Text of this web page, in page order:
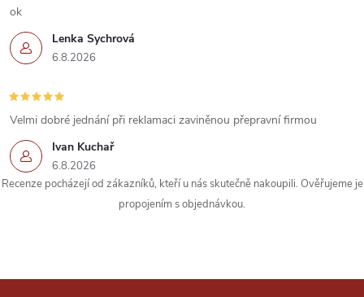
Lenka Sychrová
6.8.2026
ok
Ivan Kuchař
6.8.2026
Velmi dobré jednání při reklamaci zaviněnou přepravní firmou
Recenze pocházejí od zákazníků, kteří u nás skutečně nakoupili. Ověřujeme je
propojením s objednávkou.